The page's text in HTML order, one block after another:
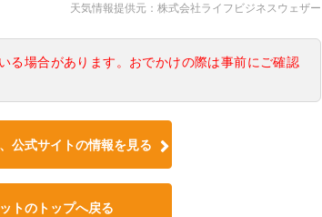
天気情報提供元：株式会社ライフビジネスウェザー
る場合があります。おでかけの際は事前にご確認
公式サイトの情報を見る
トのトップへ戻る